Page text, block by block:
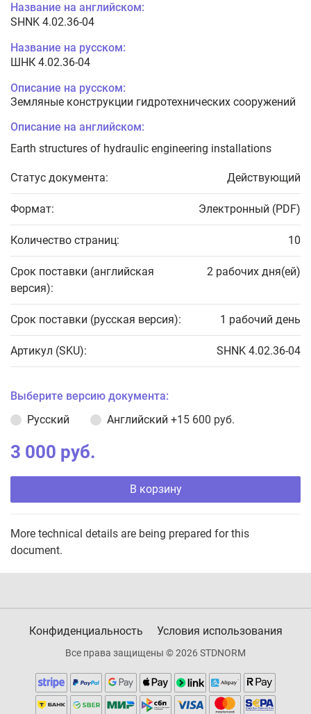
Название на английском:
SHNK 4.02.36-04
Название на русском:
ШНК 4.02.36-04
Описание на русском:
Земляные конструкции гидротехнических сооружений
Описание на английском:
Earth structures of hydraulic engineering installations
Статус документа: Действующий
Формат: Электронный (PDF)
Количество страниц: 10
Срок поставки (английская
версия):
2 рабочих дня(ей)
Срок поставки (русская версия): 1 рабочий день
Артикул (SKU): SHNK 4.02.36-04
Выберите версию документа:
Русский
Английский +15 600 руб.
3 000 руб.
В корзину
More technical details are being prepared for this
document.
Конфиденциальность Условия использования
Все права защищены © 2026 STDNORM